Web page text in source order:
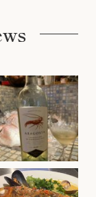
uottoria_toscana
から毎月1本🍾厳選
したワインを
ラスワインとして特
価格で販売致しま
す！
...
6月 5
uottoria_toscana